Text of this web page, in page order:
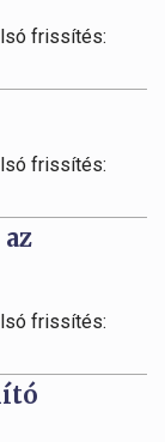
frissítés:
frissítés:
frissítés: